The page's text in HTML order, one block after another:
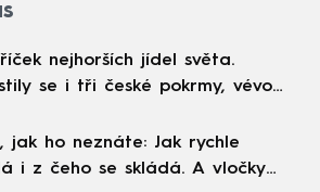
nejhorších jídel světa.
se i tři české pokrmy, vévodí
jak ho neznáte: Jak rychle
i z čeho se skládá. A vločky